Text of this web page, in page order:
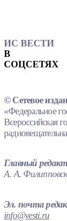
ИС ВЕСТИ
В
СОЦСЕТЯХ
© Сетевое
«Федеральное
Всероссийская
Главный
А. А.
Эл. почта
info@vesti.ru